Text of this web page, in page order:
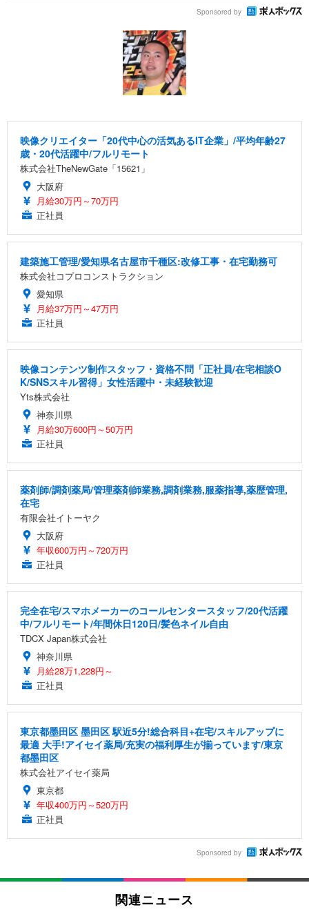
Sponsored by
映像クリエイター「20代中心の活気あるIT企業」/平均年齢27
歳・20代活躍中/フルリモート
株式会社TheNewGate「15621」
大阪府
月給30万円～70万円
正社員
建築施工管理/愛知県名古屋市千種区:改修工事・在宅勤務可
株式会社コプロコンストラクション
愛知県
月給37万円～47万円
正社員
映像コンテンツ制作スタッフ・資格不問「正社員/在宅相談O
K/SNSスキル習得」女性活躍中・未経験歓迎
Yts株式会社
神奈川県
月給30万600円～50万円
正社員
薬剤師/調剤薬局/管理薬剤師業務,調剤業務,服薬指導,薬歴管理,
在宅
有限会社イトーヤク
大阪府
年収600万円～720万円
正社員
完全在宅/スマホメーカーのコールセンタースタッフ/20代活躍
中/フルリモート/年間休日120日/髪色ネイル自由
TDCX Japan株式会社
神奈川県
月給28万1,228円～
正社員
東京都墨田区 墨田区 駅近5分!総合科目+在宅/スキルアップに
最適 大手!アイセイ薬局/充実の福利厚生が揃っています/東京
都墨田区
株式会社アイセイ薬局
東京都
年収400万円～520万円
正社員
Sponsored by
関連ニュース